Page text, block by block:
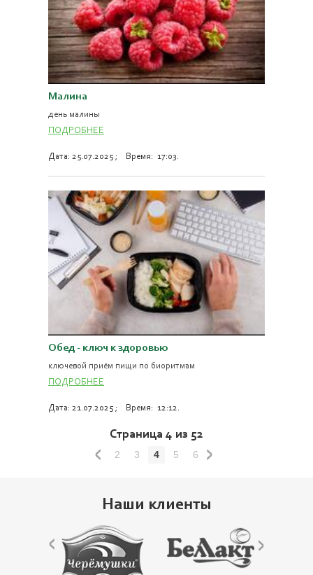
Малина
день малины
ПОДРОБНЕЕ
Дата: 25.07.2025 ; Время: 17:03.
Обед - ключ к здоровью
ключевой приём пищи по биоритмам
ПОДРОБНЕЕ
Дата: 21.07.2025 ; Время: 12:12.
Страница 4 из 52
2 3 4 5 6
Наши клиенты